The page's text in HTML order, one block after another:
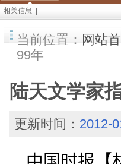
相关信息
当前位置：网站
99年
陆天文学家
更新时间： 2012-